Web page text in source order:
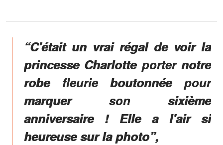
“C'était un vrai régal de voir la
princesse Charlotte porter notre
robe fleurie boutonnée pour
marquer son sixième
anniversaire ! Elle a l'air si
heureuse sur la photo”,